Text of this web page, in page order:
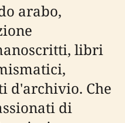
arabo,
libri
d'archivio. Che
di